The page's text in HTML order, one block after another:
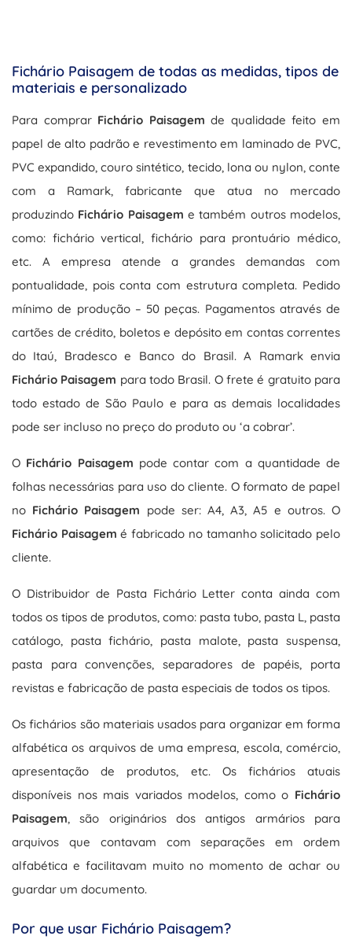
Fichário Paisagem de todas as medidas, tipos de
materiais e personalizado
Para comprar Fichário Paisagem de qualidade feito em
papel de alto padrão e revestimento em laminado de PVC,
PVC expandido, couro sintético, tecido, lona ou nylon, conte
com a Ramark, fabricante que atua no mercado
produzindo Fichário Paisagem e também outros modelos,
como: fichário vertical, fichário para prontuário médico,
etc. A empresa atende a grandes demandas com
pontualidade, pois conta com estrutura completa. Pedido
mínimo de produção – 50 peças. Pagamentos através de
cartões de crédito, boletos e depósito em contas correntes
do Itaú, Bradesco e Banco do Brasil. A Ramark envia
Fichário Paisagem para todo Brasil. O frete é gratuito para
todo estado de São Paulo e para as demais localidades
pode ser incluso no preço do produto ou ‘a cobrar’.
O Fichário Paisagem pode contar com a quantidade de
folhas necessárias para uso do cliente. O formato de papel
no Fichário Paisagem pode ser: A4, A3, A5 e outros. O
Fichário Paisagem é fabricado no tamanho solicitado pelo
cliente.
O Distribuidor de Pasta Fichário Letter conta ainda com
todos os tipos de produtos, como: pasta tubo, pasta L, pasta
catálogo, pasta fichário, pasta malote, pasta suspensa,
pasta para convenções, separadores de papéis, porta
revistas e fabricação de pasta especiais de todos os tipos.
Os fichários são materiais usados para organizar em forma
alfabética os arquivos de uma empresa, escola, comércio,
apresentação de produtos, etc. Os fichários atuais
disponíveis nos mais variados modelos, como o Fichário
Paisagem, são originários dos antigos armários para
arquivos que contavam com separações em ordem
alfabética e facilitavam muito no momento de achar ou
guardar um documento.
Por que usar Fichário Paisagem?